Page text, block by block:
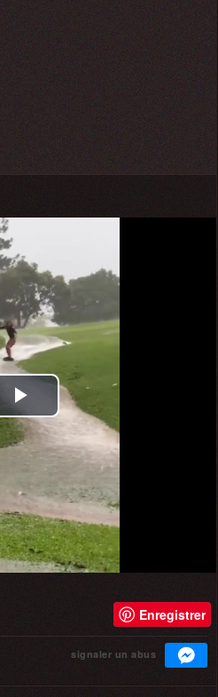
Play
Video
Enregistrer
signaler un abus